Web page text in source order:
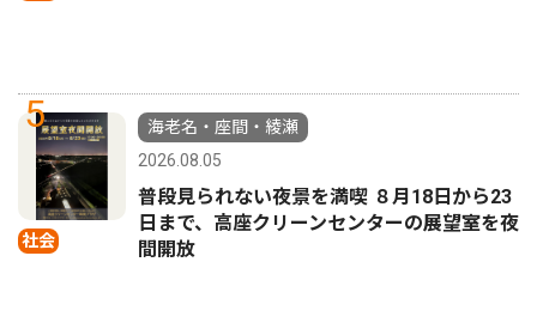
5
社会
海老名・座間・綾瀬
2026.08.05
普段見られない夜景を満喫 ８月18日から23
日まで、高座クリーンセンターの展望室を夜
間開放